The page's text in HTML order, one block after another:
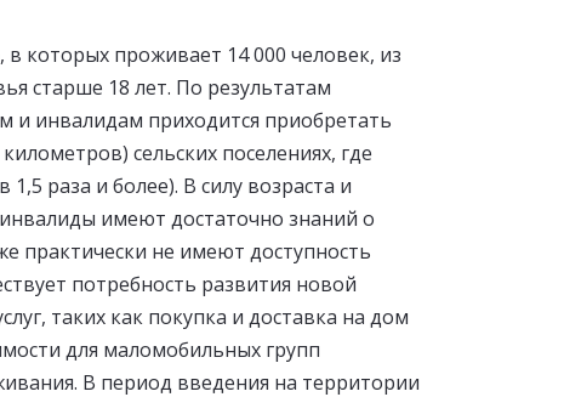
которых проживает 14 000 человек, из
старше 18 лет. По результатам
и инвалидам приходится приобретать
сельских поселениях, где
раза и более). В силу возраста и
имеют достаточно знаний о
практически не имеют доступность
потребность развития новой
таких как покупка и доставка на дом
для маломобильных групп
В период введения на территории